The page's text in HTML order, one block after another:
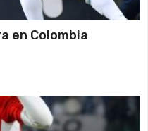
en Colombia